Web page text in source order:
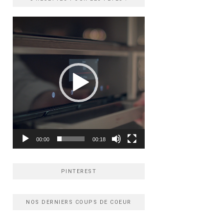
vidéo
00:00 00:18
PINTEREST
NOS DERNIERS COUPS DE COEUR